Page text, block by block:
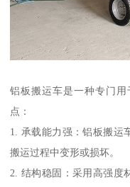
铝板搬运车是一种专门
点：
1. 承载能力强：铝板搬运
搬运过程中变形或损坏。
2. 结构稳固：采用高强度